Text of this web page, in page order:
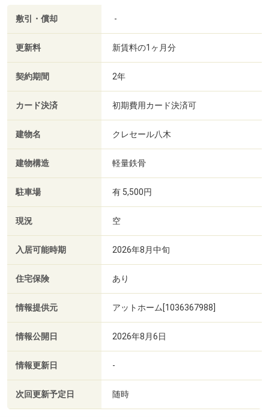
敷引・償却 -
更新料 新賃料の1ヶ月分
契約期間 2年
カード決済 初期費用カード決済可
建物名 クレセール八木
建物構造 軽量鉄骨
駐車場 有 5,500円
現況 空
入居可能時期 2026年8月中旬
住宅保険 あり
情報提供元 アットホーム[1036367988]
情報公開日 2026年8月6日
情報更新日 -
次回更新予定日 随時